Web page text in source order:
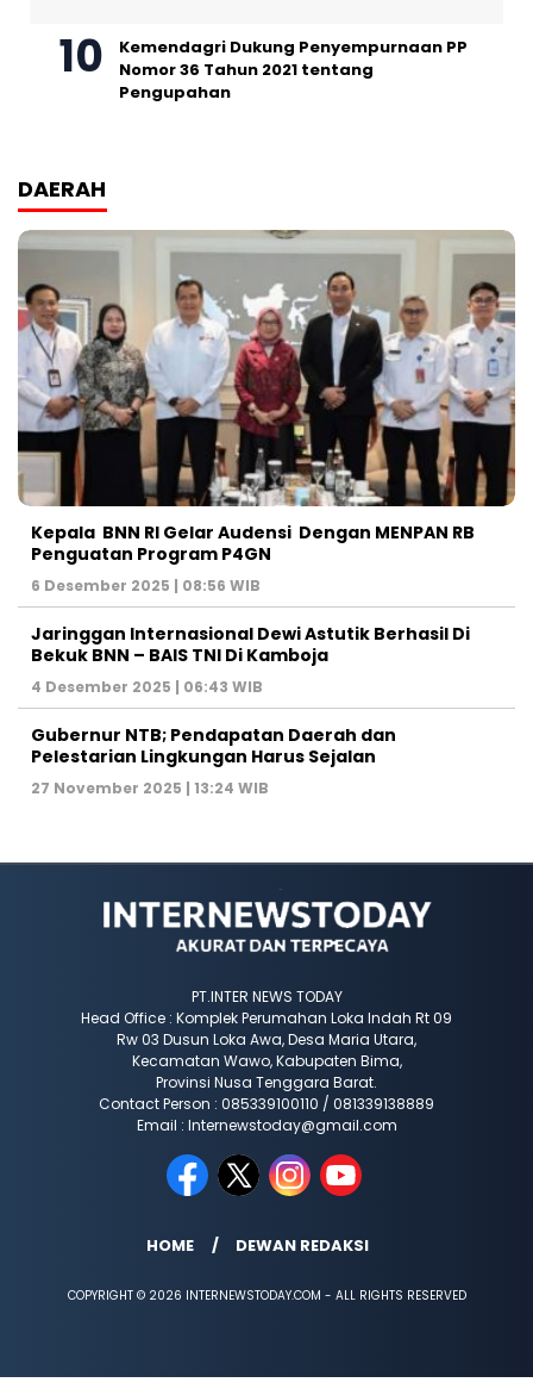
Kemendagri Dukung Penyempurnaan PP
Nomor 36 Tahun 2021 tentang
Pengupahan
DAERAH
Kepala BNN RI Gelar Audensi Dengan MENPAN RB
Penguatan Program P4GN
6 Desember 2025 | 08:56 WIB
Jaringgan Internasional Dewi Astutik Berhasil Di
Bekuk BNN – BAIS TNI Di Kamboja
4 Desember 2025 | 06:43 WIB
Gubernur NTB; Pendapatan Daerah dan
Pelestarian Lingkungan Harus Sejalan
27 November 2025 | 13:24 WIB
PT.INTER NEWS TODAY
Head Office : Komplek Perumahan Loka Indah Rt 09
Rw 03 Dusun Loka Awa, Desa Maria Utara,
Kecamatan Wawo, Kabupaten Bima,
Provinsi Nusa Tenggara Barat.
Contact Person : 085339100110 / 081339138889
Email : Internewstoday@gmail.com
HOME DEWAN REDAKSI
COPYRIGHT © 2026 INTERNEWSTODAY.COM - ALL RIGHTS RESERVED